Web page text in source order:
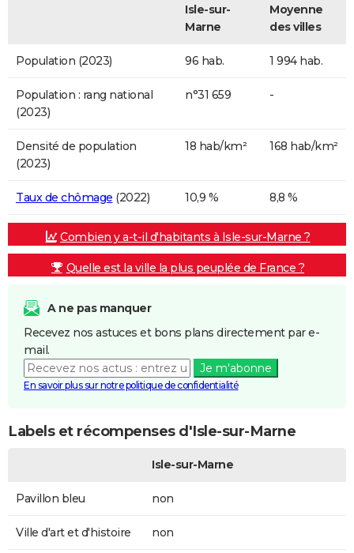
Isle-sur-
Marne
Moyenne
des villes
Population (2023) 96 hab. 1 994 hab.
Population : rang national
(2023)
n°31 659 -
Densité de population
(2023)
18 hab/km² 168 hab/km²
Taux de chômage (2022) 10,9 % 8,8 %
Combien y a-t-il d'habitants à Isle-sur-Marne ?
Quelle est la ville la plus peuplée de France ?
A ne pas manquer
Recevez nos astuces et bons plans directement par e-
mail.
Je m'abonne
En savoir plus sur notre politique de confidentialité
Labels et récompenses d'Isle-sur-Marne
Isle-sur-Marne
Pavillon bleu non
Ville d'art et d'histoire non